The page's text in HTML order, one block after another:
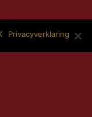
Privacyverklaring